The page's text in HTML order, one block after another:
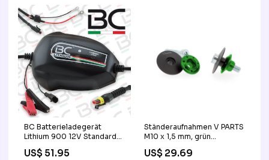
BC Batterieladegerät
Lithium 900 12V Standard
Blinker
US$ 51.95
Ständeraufnahmen V PARTS
M10 x 1,5 mm, grün
Motorradheber
US$ 29.69